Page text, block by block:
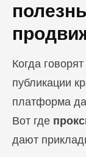
Когда
публикации
платформа
Вот где
дают